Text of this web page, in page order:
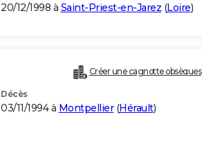
20/12/1998 à Saint-Priest-en-Jarez (Loire)
Créer une cagnotte obsèques
Décès
03/11/1994 à Montpellier(Hérault)